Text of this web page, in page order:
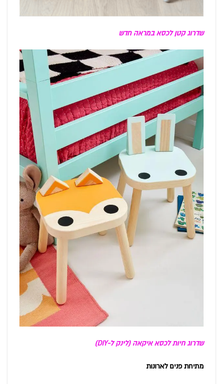
שדרוג קטן לכסא במראה חדש
שדרוג חיות לכסא איקאה (לינק ל-DIY)
מתיחת פנים לארונות